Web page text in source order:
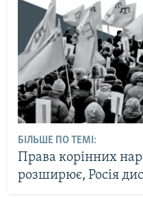
БІЛЬШЕ ПО ТЕМІ:
Права корінних
розширює, Росія